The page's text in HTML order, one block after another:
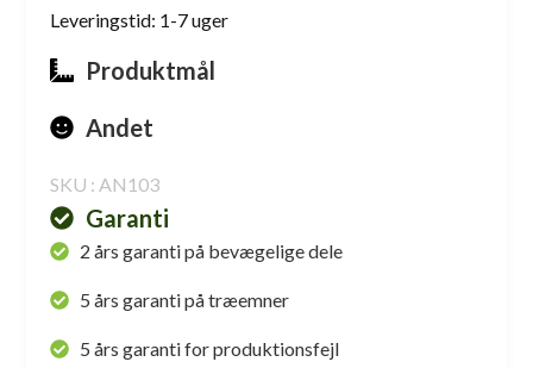
Leveringstid: 1-7 uger
Produktmål
Andet
SKU : AN103
Garanti
2 års garanti på bevægelige dele
5 års garanti på træemner
5 års garanti for produktionsfejl